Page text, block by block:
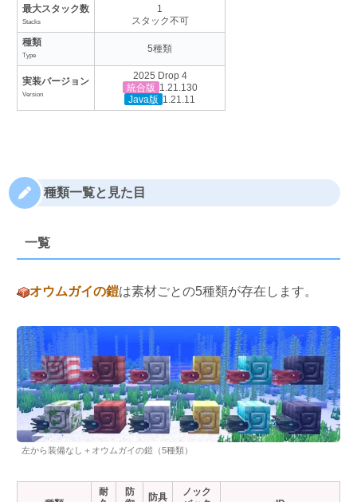
最大スタック数
Stacks
1
スタック不可
種類
Type
5種類
実装バージョン
Version
2025 Drop 4
統合版 1.21.130
Java版 1.21.11
種類一覧と見た目
一覧
オウムガイの鎧は素材ごとの5種類が存在します。
左から装備なし＋オウムガイの鎧（5種類）
耐
防
防具
ノック